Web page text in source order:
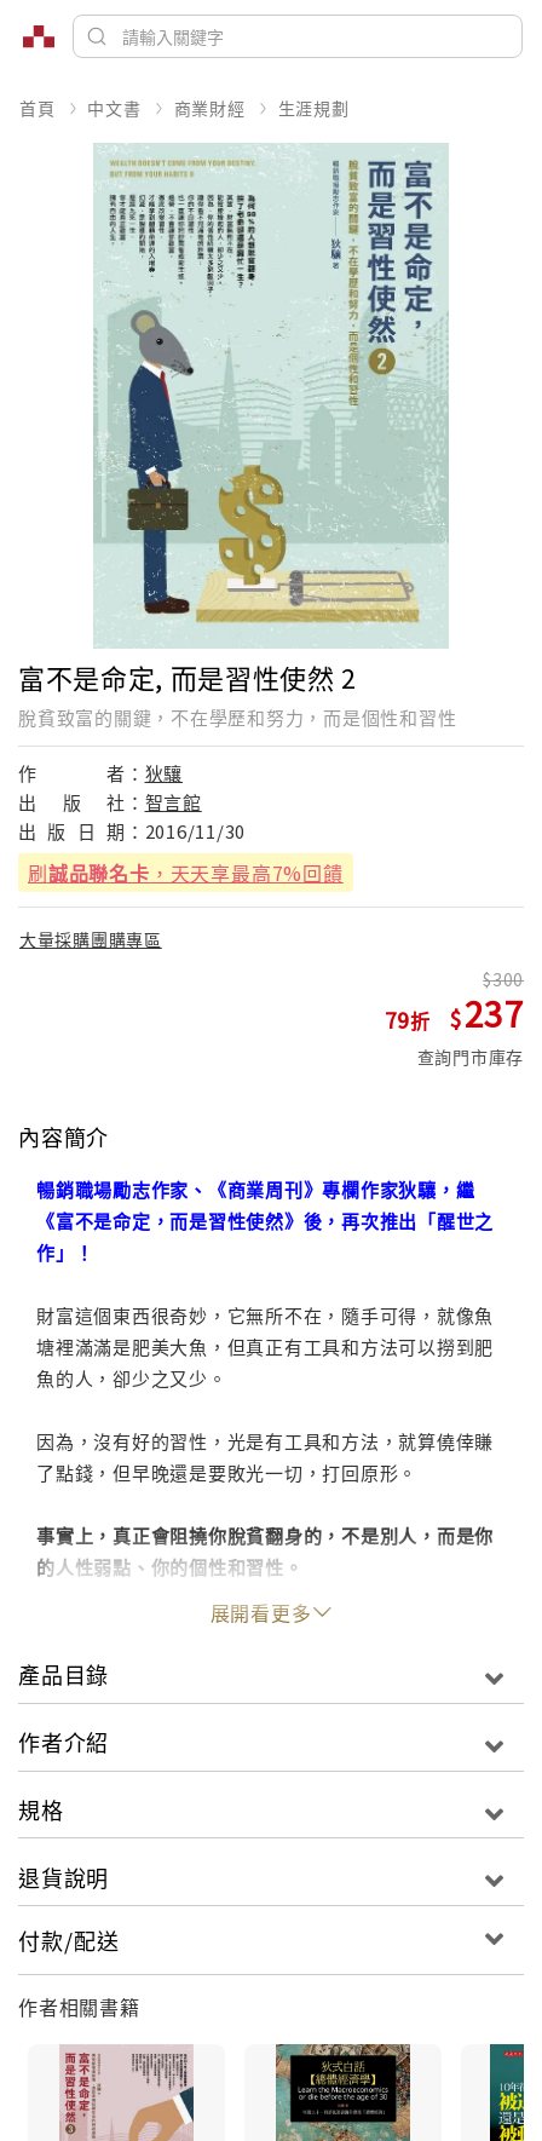
首頁 中文書 商業財經 生涯規劃
富不是命定, 而是習性使然 2
脫貧致富的關鍵，不在學歷和努力，而是個性和習性
作 者： 狄驤
出
版 社： 智言館
出 版 日 期： 2016/11/30
刷誠品聯名卡 ，天天享最高7%回饋
大量採購團購專區
79
300
237
查詢門市庫存
內容簡介
暢銷職場勵志作家、《商業周刊》專欄作家狄驤，繼
《富不是命定，而是習性使然》後，再次推出「醒世之
作」！
財富這個東西很奇妙，它無所不在，隨手可得，就像魚
塘裡滿滿是肥美大魚，但真正有工具和方法可以撈到肥
魚的人，卻少之又少。
因為，沒有好的習性，光是有工具和方法，就算僥倖賺
了點錢，但早晚還是要敗光一切，打回原形。
事實上，真正會阻撓你脫貧翻身的，不是別人，而是你
的人性弱點、你的個性和習性。
因此，只有讓自己幻滅，看清自己的盲點和妄想，從個
性和習性下手去調整，你才能拿到脫貧致富的入場券。
最重要的是，一旦你養成許多好習性，你就能在四面楚
督促自己。
如此，你才有可能打勝這場仗，你才有可能在歷經九死
耀。
展開看更多
產品目錄
作者介紹
規格
退貨說明
付款/配送
作者相關書籍